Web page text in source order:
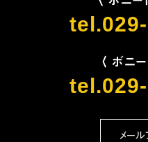
〈 ボニ
メー